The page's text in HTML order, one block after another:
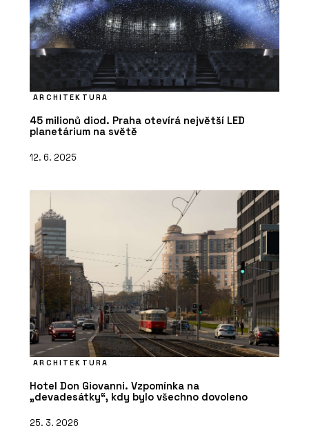
ARCHITEKTURA
45 milionů diod. Praha otevírá největší LED
planetárium na světě
12. 6. 2025
ARCHITEKTURA
Hotel Don Giovanni. Vzpomínka na
„devadesátky“, kdy bylo všechno dovoleno
25. 3. 2026